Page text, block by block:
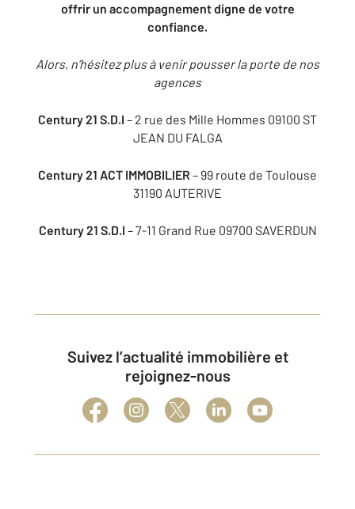
offrir un accompagnement digne de votre
confiance.
Alors, n’hésitez plus à venir pousser la porte de nos
agences
Century 21 S.D.I – 2 rue des Mille Hommes 09100 ST
JEAN DU FALGA
Century 21 ACT IMMOBILIER – 99 route de Toulouse
31190 AUTERIVE
Century 21 S.D.I – 7-11 Grand Rue 09700 SAVERDUN
Suivez l’actualité immobilière et
rejoignez-nous